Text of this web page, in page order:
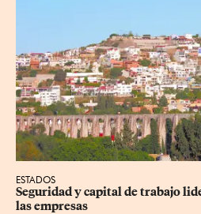
ESTADOS
Seguridad y capital de trabajo
las empresas